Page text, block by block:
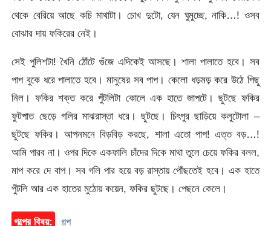
থেকে বেরিয়ে আছে কচি মাথাটা। চোখ দুটো, যেন ঘুমুচ্ছে, নাকি…! ওসব
বোঝার দায় ফকিরের নেই।
সেই পুলিশটা! খৈনি ঠোঁটে গুঁজে এদিকেই আসছে। শালা পালাতে হবে। সব
পাপ বুকে ধরে পালাতে হবে। মানুষের সব পাপ। কেলো ধড়মড় করে উঠে পিছু
নিল। ফকির শক্ত করে পুঁটলিটা কোলে এক হাতে জাপটে। ছুটছে ফকির
ফুটপাত ছেড়ে গলির মাঝরাস্তা ধরে। ছুটছে। চিৎপুর ছাড়িয়ে কলুটোলা –
ছুটছে ফকির। আপনমনে বিড়বিড় করছে, শালা এতো পাপ! এত্ত বড়…!
আমি পারব না। ওপর দিকে একফালি চাঁদের দিকে মাথা তুলে চেয়ে ফকির বলল,
মাপ করে দে বাপ। সব গলি পার হয়ে বড় রাস্তায় পৌঁছতেই হবে। এক হাতে
পুঁটলি আর এক হাতের মুঠোয় কয়েন, ফকির ছুটছে। পেছনে কেলে।
গল্পের বিষয়: গল্প